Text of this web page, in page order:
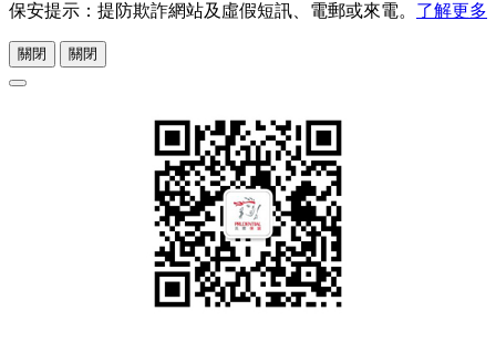
保安提示：提防欺詐網站及虛假短訊、電郵或來電。 了解更多
關閉 關閉